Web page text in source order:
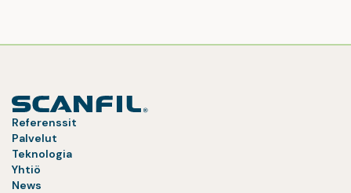
Referenssit
Palvelut
Teknologia
Yhtiö
News